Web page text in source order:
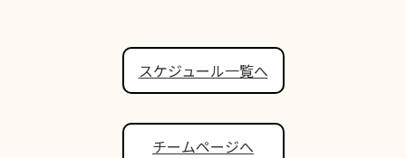
スケジュール一覧へ
チームページへ